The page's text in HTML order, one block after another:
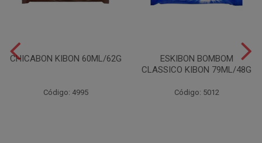
CHICABON KIBON 60ML/62G
Código: 4995
ESKIBON BOMBOM
CLASSICO KIBON 79ML/48G
Código: 5012